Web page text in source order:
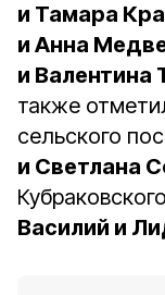
и Тамара
и Анна
и Валентина
также
сельского
и Светлана
Василий и